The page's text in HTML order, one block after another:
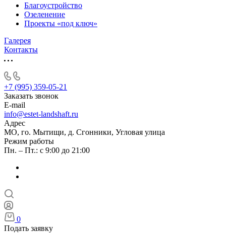
Благоустройство
Озеленение
Проекты «под ключ»
Галерея
Контакты
+7 (995) 359-05-21
Заказать звонок
E-mail
info@estet-landshaft.ru
Адрес
МО, го. Мытищи, д. Сгонники, Угловая улица
Режим работы
Пн. – Пт.: с 9:00 до 21:00
0
Подать заявку